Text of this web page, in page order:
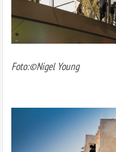
Foto:©Nigel Young